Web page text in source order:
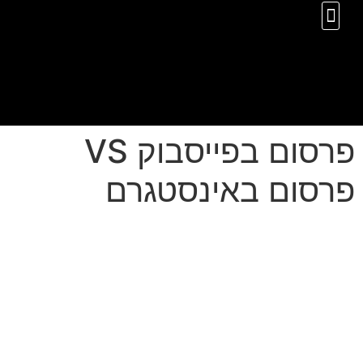
לתוכן
פרסום בפייסבוק VS
פרסום באינסטגרם